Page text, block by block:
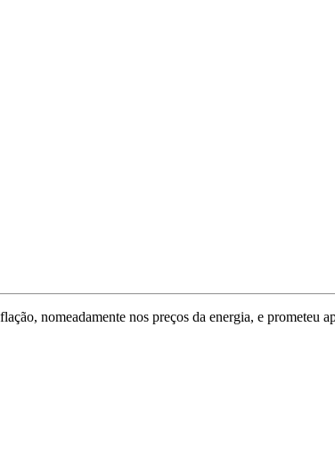
nomeadamente nos preços da energia, e prometeu